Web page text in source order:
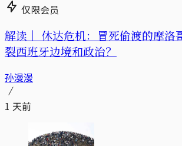
仅限会员
解读｜ 休达危机：冒死偷渡的摩洛
裂西班牙边境和政治？
孙漫漫
1 天前